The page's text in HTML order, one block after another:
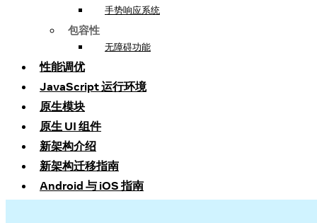
手势响应系统
包容性
无障碍功能
性能调优
JavaScript 运行环境
原生模块
原生 UI 组件
新架构介绍
新架构迁移指南
Android 与 iOS 指南